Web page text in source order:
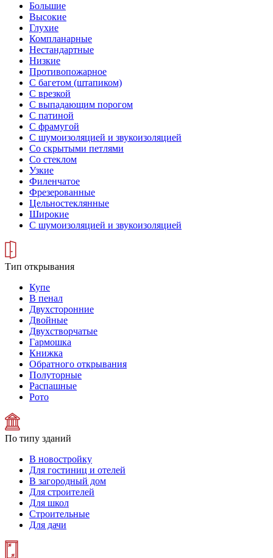
Большие
Высокие
Глухие
Компланарные
Нестандартные
Низкие
Противопожарное
С багетом (штапиком)
С врезкой
С выпадающим порогом
С патиной
С фрамугой
С шумоизоляцией и звукоизоляцией
Со скрытыми петлями
Со стеклом
Узкие
Филенчатое
Фрезерованные
Цельностеклянные
Широкие
С шумоизоляцией и звукоизоляцией
Тип открывания
Купе
В пенал
Двухсторонние
Двойные
Двухстворчатые
Гармошка
Книжка
Обратного открывания
Полуторные
Распашные
Рото
По типу зданий
В новостройку
Для гостиниц и отелей
В загородный дом
Для строителей
Для школ
Строительные
Для дачи